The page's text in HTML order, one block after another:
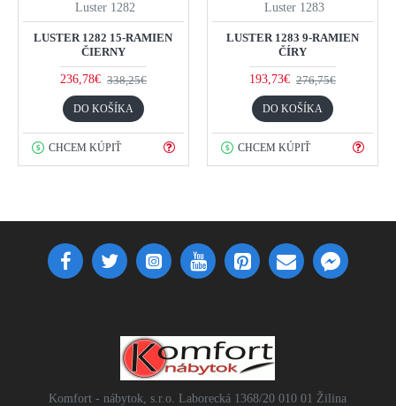
Luster 1282
LUSTER 1282 15-RAMIEN
ČIERNY
236,78€ 338,25€
DO KOŠÍKA
CHCEM KÚPIŤ
Luster 1283
LUSTER 1283 9-RAMIEN
ČÍRY
193,73€ 276,75€
DO KOŠÍKA
CHCEM KÚPIŤ
Komfort - nábytok, s.r.o. Laborecká 1368/20 010 01 Žilina